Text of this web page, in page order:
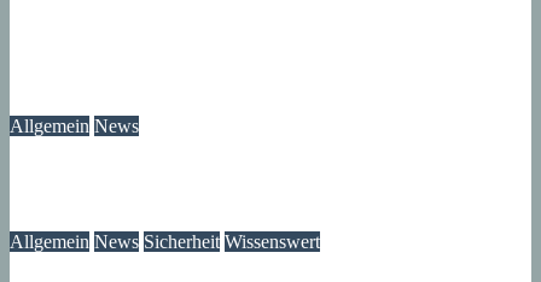
Allgemein News
Allgemein News Sicherheit Wissenswert